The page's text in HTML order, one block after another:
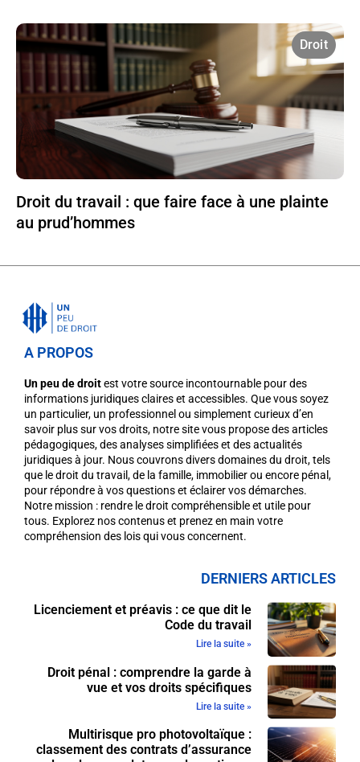
Droit
Droit du travail : que faire face à une plainte
au prud’hommes
A PROPOS
Un peu de droitest votre source incontournable pour des
informations juridiques claires et accessibles. Que vous soyez
un particulier, un professionnel ou simplement curieux d’en
savoir plus sur vos droits, notre site vous propose des articles
pédagogiques, des analyses simplifiées et des actualités
juridiques à jour. Nous couvrons divers domaines du droit, tels
que le droit du travail, de la famille, immobilier ou encore pénal,
pour répondre à vos questions et éclairer vos démarches.
Notre mission : rendre le droit compréhensible et utile pour
tous. Explorez nos contenus et prenez en main votre
compréhension des lois qui vous concernent.
DERNIERS ARTICLES
Licenciement et préavis : ce que dit le
Code du travail
Lire la suite »
Droit pénal : comprendre la garde à
vue et vos droits spécifiques
Lire la suite »
Multirisque pro photovoltaïque :
classement des contrats d’assurance